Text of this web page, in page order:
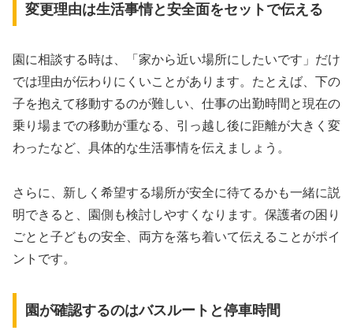
変更理由は生活事情と安全面をセットで伝える
園に相談する時は、「家から近い場所にしたいです」だけ
では理由が伝わりにくいことがあります。たとえば、下の
子を抱えて移動するのが難しい、仕事の出勤時間と現在の
乗り場までの移動が重なる、引っ越し後に距離が大きく変
わったなど、具体的な生活事情を伝えましょう。
さらに、新しく希望する場所が安全に待てるかも一緒に説
明できると、園側も検討しやすくなります。保護者の困り
ごとと子どもの安全、両方を落ち着いて伝えることがポイ
ントです。
園が確認するのはバスルートと停車時間